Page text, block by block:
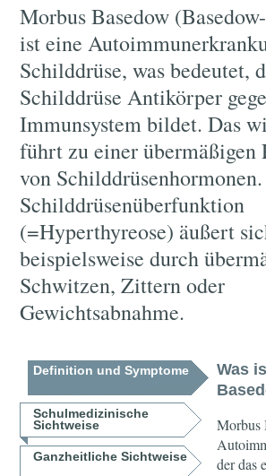
Morbus Basedow
ist eine
Schilddrüse, was bedeutet,
Schilddrüse Antikörper
Immunsystem bildet. Das
führt zu einer übermäßigen
von
Schilddrüsenüberfunktion
(=Hyperthyreose) äußert
beispielsweise durch
Schwitzen, Zittern oder
Gewichtsabnahme.
Definition und Symptome
Schulmedizinische
Sichtweise
Ganzheitliche Sichtweise
Was
Morbus
der das